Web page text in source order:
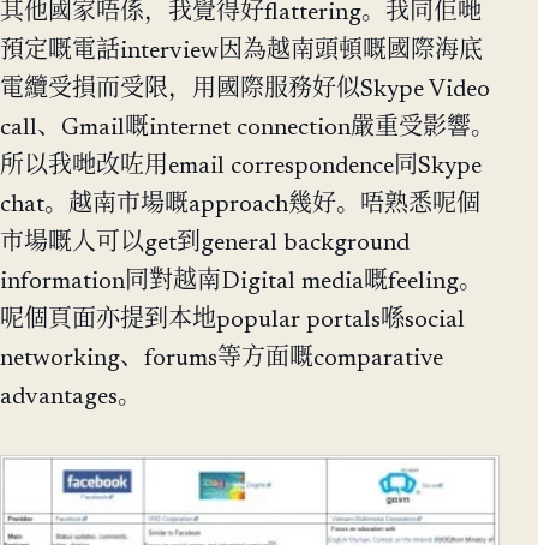
其他國家唔係，我覺得好flattering。我同佢哋
預定嘅電話interview因為越南頭頓嘅國際海底
電纜受損而受限，用國際服務好似Skype Video
call、Gmail嘅internet connection嚴重受影響。
所以我哋改咗用email correspondence同Skype
chat。越南市場嘅approach幾好。唔熟悉呢個
市場嘅人可以get到general background
information同對越南Digital media嘅feeling。
呢個頁面亦提到本地popular portals喺social
networking、forums等方面嘅comparative
advantages。